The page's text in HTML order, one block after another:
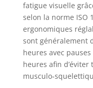
fatigue visuelle
selon la norme ISO
ergonomiques
sont généralement
heures avec
heures afin